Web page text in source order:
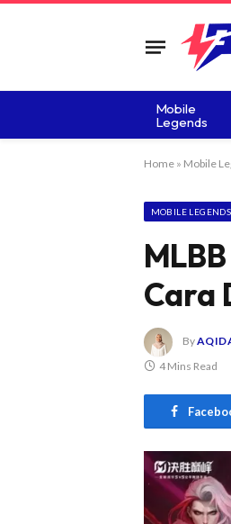
Mobile
Legends
Home» Mobile
MOBILE LEGENDS
Cara
By
4 Mins Read